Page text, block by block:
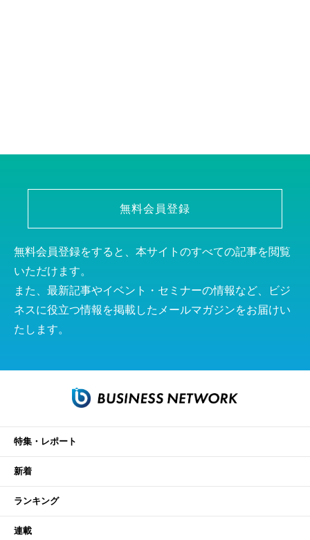
無料会員登録
無料会員登録をすると、本サイトのすべての記事を閲覧
いただけます。
また、最新記事やイベント・セミナーの情報など、ビジ
ネスに役立つ情報を掲載したメールマガジンをお届けい
たします。
特集・レポート
新着
ランキング
連載